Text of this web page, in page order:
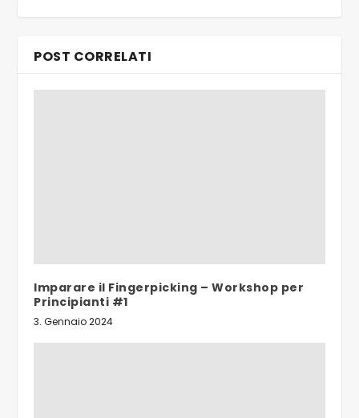
POST CORRELATI
Imparare il Fingerpicking – Workshop per
Principianti #1
3. Gennaio 2024